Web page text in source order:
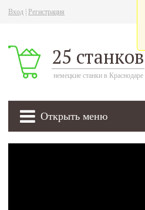
Вход Регистрация
25 станков
немецкие станки в Краснодаре
Открыть меню